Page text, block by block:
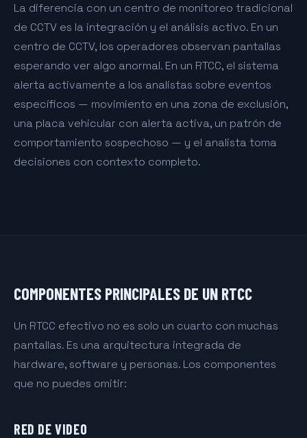
La diferencia con un centro de monitoreo tradicional
de CCTV es la integración y el análisis activo. En un
centro de CCTV, los operadores observan pantallas
esperando ver algo anormal. En un RTCC, el sistema
alerta activamente a los analistas sobre eventos
específicos — movimiento en una zona de exclusión,
una placa vehicular con alerta activa, un patrón de
comportamiento sospechoso — y el analista toma
decisiones con contexto completo.
COMPONENTES PRINCIPALES DE UN RTCC
Un RTCC efectivo no es solo un cuarto con muchas
pantallas. Es una arquitectura integrada de
hardware, software y personas. Los componentes
que no puedes omitir:
RED DE VIDEO